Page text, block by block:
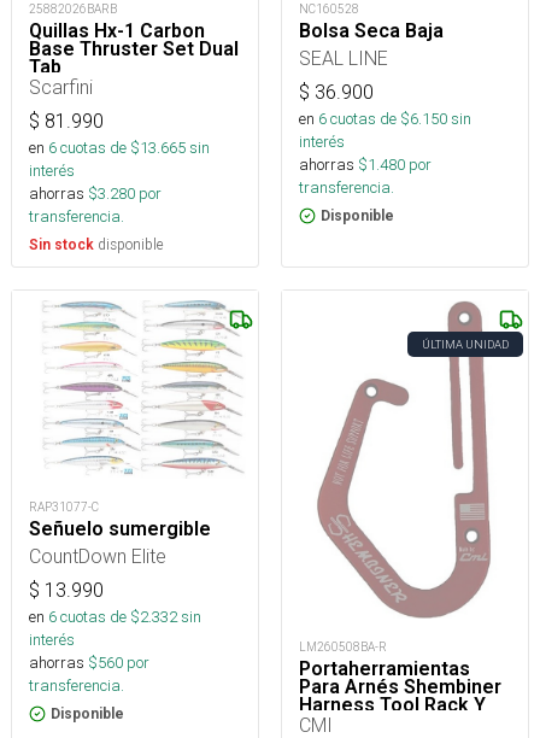
25882026BARB
Quillas Hx-1 Carbon
Base Thruster Set Dual
Tab
Scarfini
$ 81.990
en 6cuotas de $13.665sin
interés
ahorras $3.280 por
transferencia.
Sin stock disponible
NC160528
Bolsa Seca Baja
SEAL LINE
$ 36.900
en 6cuotas de $6.150sin
interés
ahorras $1.480 por
transferencia.
Disponible
RAP31077-C
Señuelo sumergible
CountDown Elite
$ 13.990
en 6cuotas de $2.332sin
interés
ahorras $560 por
transferencia.
Disponible
ÚLTIMA UNIDAD
LM260508BA-R
Portaherramientas
Para Arnés Shembiner
Harness Tool Rack Y
Arborismo
CMI